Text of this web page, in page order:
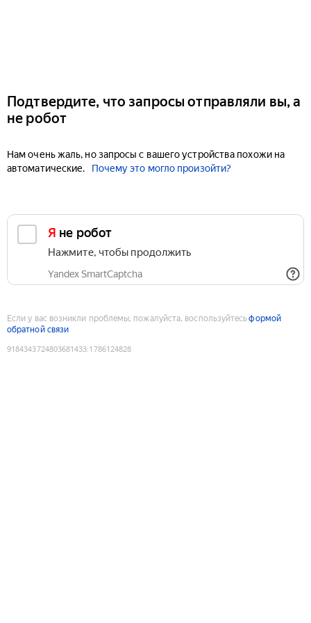
Подтвердите, что запросы отправляли вы, а
не робот
Нам очень жаль, но запросы с вашего устройства похожи на
автоматические.
Почему это могло произойти?
Я не робот
Нажмите, чтобы продолжить
Yandex SmartCaptcha
Если у вас возникли проблемы, пожалуйста, воспользуйтесьформой
обратной связи
9184343724803681433:1786124828